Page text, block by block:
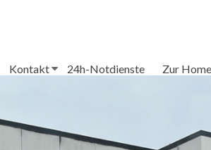
Kontakt 24h-Notdienste Zur